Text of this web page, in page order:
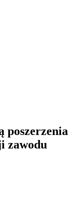
poszerzenia
zawodu